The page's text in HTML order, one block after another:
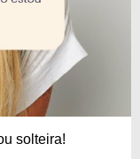
solteira!